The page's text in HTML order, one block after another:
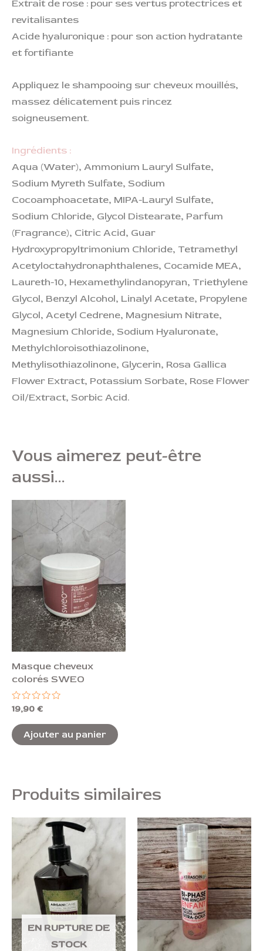
Extrait de rose : pour ses vertus protectrices et
revitalisantes
Acide hyaluronique : pour son action hydratante
et fortifiante
Appliquez le shampooing sur cheveux mouillés,
massez délicatement puis rincez
soigneusement.
Ingrédients :
Aqua (Water), Ammonium Lauryl Sulfate,
Sodium Myreth Sulfate, Sodium
Cocoamphoacetate, MIPA-Lauryl Sulfate,
Sodium Chloride, Glycol Distearate, Parfum
(Fragrance), Citric Acid, Guar
Hydroxypropyltrimonium Chloride, Tetramethyl
Acetyloctahydronaphthalenes, Cocamide MEA,
Laureth-10, Hexamethylindanopyran, Triethylene
Glycol, Benzyl Alcohol, Linalyl Acetate, Propylene
Glycol, Acetyl Cedrene, Magnesium Nitrate,
Magnesium Chloride, Sodium Hyaluronate,
Methylchloroisothiazolinone,
Methylisothiazolinone, Glycerin, Rosa Gallica
Flower Extract, Potassium Sorbate, Rose Flower
Oil/Extract, Sorbic Acid.
Vous aimerez peut-être
aussi…
Masque cheveux
colorés SWEO
Note
sur
5
19,90 €
Ajouter au panier
Produits similaires
EN RUPTURE DE
STOCK